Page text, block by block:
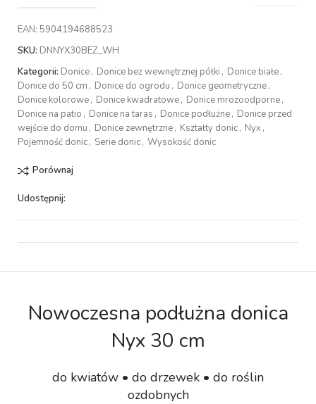
EAN: 5904194688523
SKU: DNNYX30BEZ_WH
Kategorii: Donice, Donice bez wewnętrznej półki , Donice białe,
Donice do 50 cm , Donice do ogrodu , Donice geometryczne,
Donice kolorowe, Donice kwadratowe, Donice mrozoodporne,
Donice na patio , Donice na taras , Donice podłużne, Donice przed
wejście do domu , Donice zewnętrzne, Kształty donic, Nyx ,
Pojemność donic, Serie donic, Wysokość donic
Porównaj
Udostępnij:
Nowoczesna podłużna donica
Nyx 30 cm
do kwiatów • do drzewek • do roślin
ozdobnych